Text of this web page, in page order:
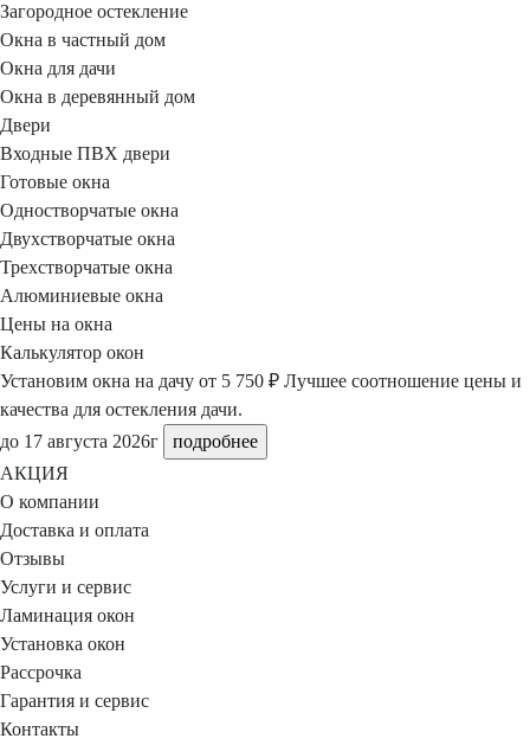
Загородное остекление
Окна в частный дом
Окна для дачи
Окна в деревянный дом
Двери
Входные ПВХ двери
Готовые окна
Одностворчатые окна
Двухстворчатые окна
Трехстворчатые окна
Алюминиевые окна
Цены на окна
Калькулятор окон
Установим окна на дачу от 5 750 ₽ Лучшее соотношение цены и
качества для остекления дачи.
до 17 августа 2026г
подробнее
АКЦИЯ
О компании
Доставка и оплата
Отзывы
Услуги и сервис
Ламинация окон
Установка окон
Рассрочка
Гарантия и сервис
Контакты